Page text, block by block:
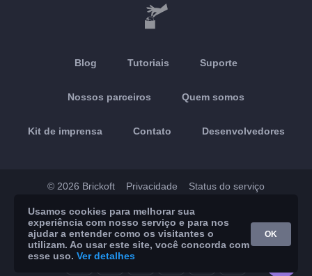
Blog Tutoriais Suporte
Nossos parceiros Quem somos
Kit de imprensa Contato Desenvolvedores
© 2026 Brickoft Privacidade Status do serviço
App Store Google Play
Usamos cookies para melhorar sua
experiência com nosso serviço e para nos
ajudar a entender como os visitantes o
utilizam. Ao usar este site, você concorda com
esse uso. Ver detalhes
OK